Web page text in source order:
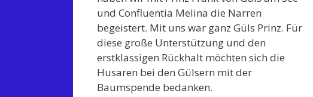
und Confluentia Melina die Narren
begeistert. Mit uns war ganz Güls Prinz. Für
diese große Unterstützung und den
erstklassigen Rückhalt möchten sich die
Husaren bei den Gülsern mit der
Baumspende bedanken.